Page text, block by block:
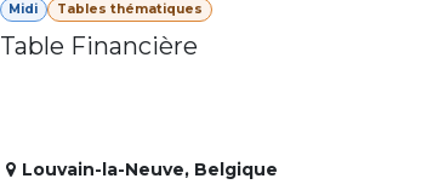
Midi Tables thématiques
Table Financière
Louvain-la-Neuve, Belgique